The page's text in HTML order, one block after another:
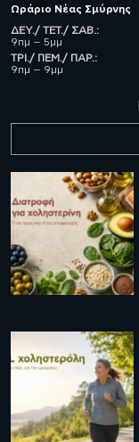
Ωράριο Νέας Σμύρνης
ΔΕΥ./ ΤΕΤ./ ΣΑΒ.:
9πμ – 5μμ
ΤΡΙ./ ΠΕΜ./ ΠΑΡ.:
9πμ – 9μμ